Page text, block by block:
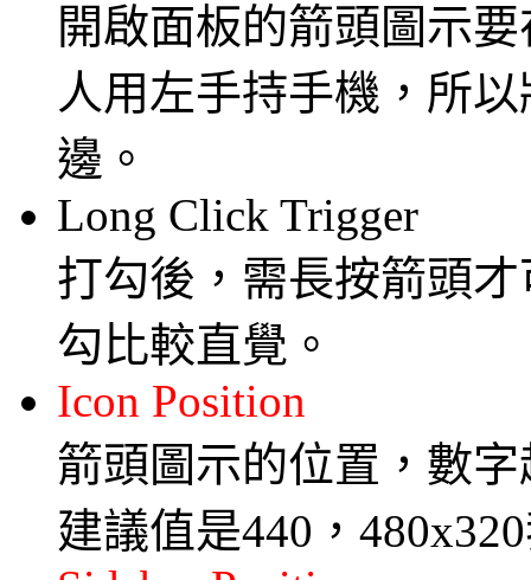
開啟面板的箭頭圖示
人用左手持手機，所
邊。
Long Click Trigger
打勾後，需長按箭頭
勾比較直覺。
Icon Position
箭頭圖示的位置，數
建議值是440，